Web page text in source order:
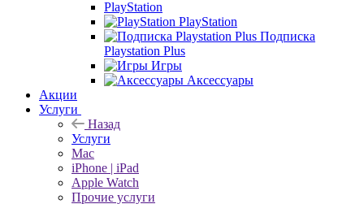
PlayStation
PlayStation
Подписка
Playstation Plus
Игры
Аксессуары
Акции
Услуги
Назад
Услуги
Mac
iPhone | iPad
Apple Watch
Прочие услуги